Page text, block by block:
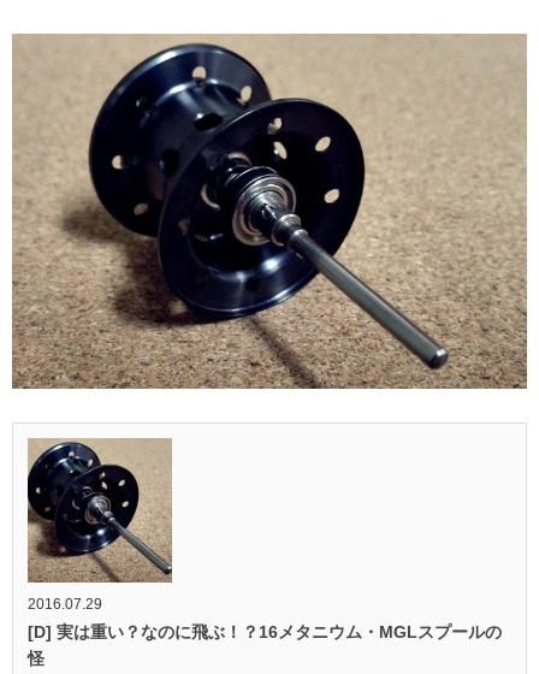
2016.07.29
[D] 実は重い？なのに飛ぶ！？16メタニウム・MGLスプールの
怪